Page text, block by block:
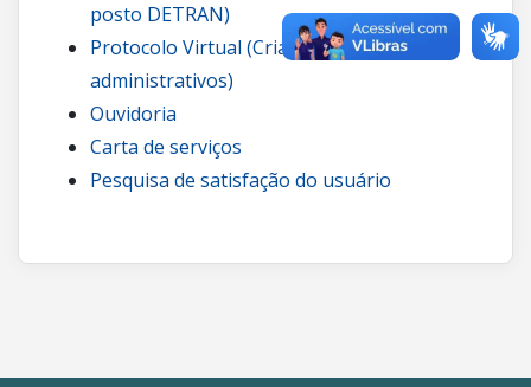
posto DETRAN)
Protocolo Virtual (Criação de processos
administrativos)
Ouvidoria
Carta de serviços
Pesquisa de satisfação do usuário